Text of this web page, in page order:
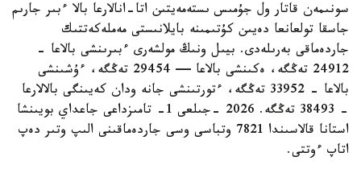
سونىمەن قاتار ول جۇمىس ىستەمەيتىن اتا-انالارعا بالا ءبىر جارىم
جاسقا تولعانعا دەيىن كۇتىمىنە بايلانىستى مەملەكەتتىك
جاردەماقى بەرىلەدى. بيىل ونىڭ مولشەرى ءبىرىنشى بالاعا -
24912 تەڭگە، ەكىنشى بالاعا — 29454 تەڭگە، ءۇشىنشى
بالاعا - 33952 تەڭگە، ءتورتىنشى جانە ودان كەيىنگى بالالارعا
- 38493 تەڭگە. 2026 -جىلعى 1- تامىزداعى جاعداي بويىنشا
استانا قالاسىندا 7821 وتباسى وسى جاردەماقىنى الىپ وتىر دەپ
اتاپ ءوتتى.